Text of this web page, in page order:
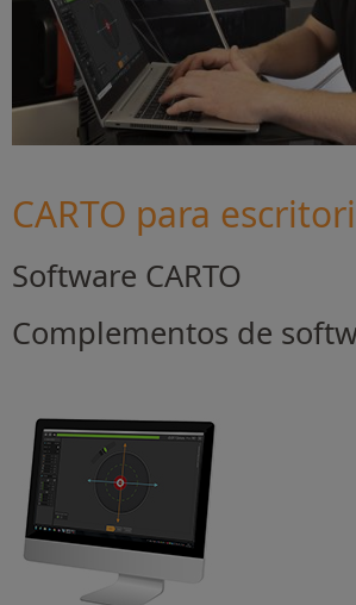
CARTO para
Software CARTO
Complementos de